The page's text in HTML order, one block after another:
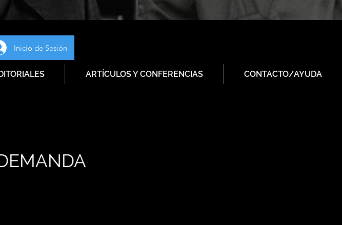
Inicio de Sesión
ARTÍCULOS Y CONFERENCIAS CONTACTO/AYUDA